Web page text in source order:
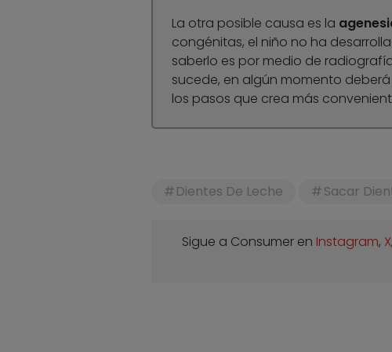
La otra posible causa es la
congénitas, el niño no ha
saberlo es por medio de
sucede, en algún momento
los pasos que crea más
Dientes De Leche Sacar
Sigue a Consumer en Instagram, X